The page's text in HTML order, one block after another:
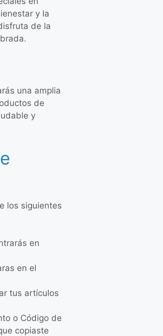
y la
de la
una amplia
de
y
los siguientes
en
en el
tus artículos
o Código de
copiaste